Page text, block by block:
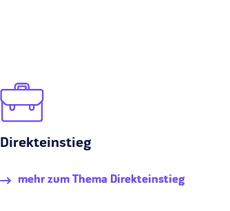
Direkteinstieg
mehr zum Thema Direkteinstieg